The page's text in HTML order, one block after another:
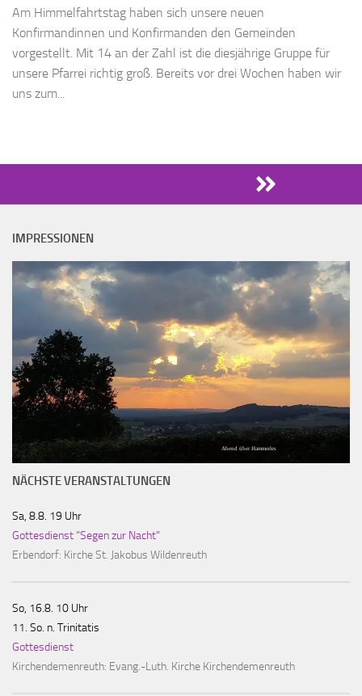
Am Himmelfahrtstag haben sich unsere neuen
Konfirmandinnen und Konfirmanden den Gemeinden
vorgestellt. Mit 14 an der Zahl ist die diesjährige Gruppe für
unsere Pfarrei richtig groß. Bereits vor drei Wochen haben wir
uns zum...
IMPRESSIONEN
Abend über Hammerles
NÄCHSTE VERANSTALTUNGEN
Sa, 8.8. 19 Uhr
Gottesdienst "Segen zur Nacht"
Erbendorf: Kirche St. Jakobus Wildenreuth
So, 16.8. 10 Uhr
11. So. n. Trinitatis
Gottesdienst
Kirchendemenreuth: Evang.-Luth. Kirche Kirchendemenreuth